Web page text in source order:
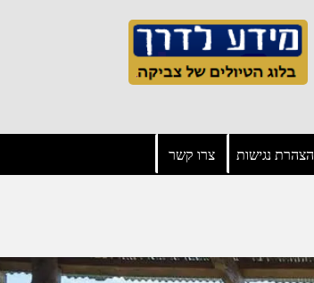
הצהרת נגישות צרו קשר